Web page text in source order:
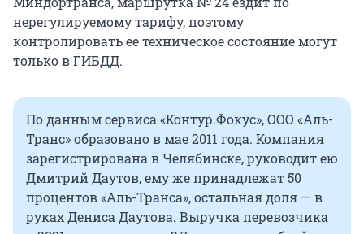
нерегулируемому тарифу, поэтому
контролировать ее техническое состояние могут
только в ГИБДД.
По данным сервиса «Контур.Фокус», ООО «Аль-
Транс» образовано в мае 2011 года. Компания
зарегистрирована в Челябинске, руководит ею
Дмитрий Даутов, ему же принадлежат 50
процентов «Аль-Транса», остальная доля — в
руках Дениса Даутова. Выручка перевозчика